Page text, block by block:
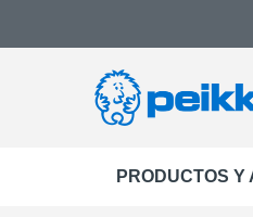
PRODUCTOS